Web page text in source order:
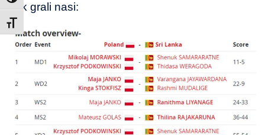
Toggle Font size
Tak grali nasi: